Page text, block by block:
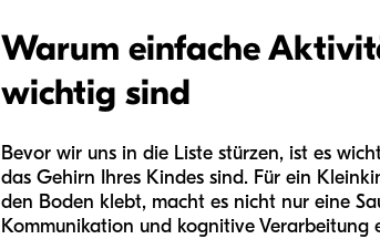
Warum einfache
wichtig sind
Bevor wir uns in die Liste stürzen, ist es
das Gehirn Ihres Kindes sind. Für ein
den Boden klebt, macht es nicht nur eine
Kommunikation und kognitive Verarbeitung